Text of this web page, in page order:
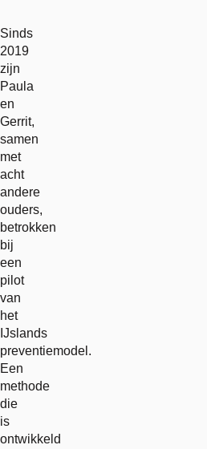
Sinds
2019
zijn
Paula
en
Gerrit,
samen
met
acht
andere
ouders,
betrokken
bij
een
pilot
van
het
IJslands
preventiemodel.
Een
methode
die
is
ontwikkeld